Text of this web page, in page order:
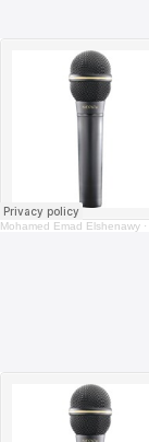
Mohamed Emad Elshenawy ·